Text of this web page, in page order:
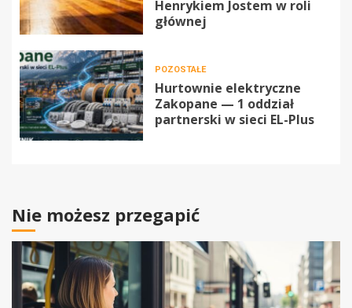
Henrykiem Jostem w roli
głównej
POZOSTAŁE
Hurtownie elektryczne
Zakopane — 1 oddział
partnerski w sieci EL-Plus
Nie możesz przegapić